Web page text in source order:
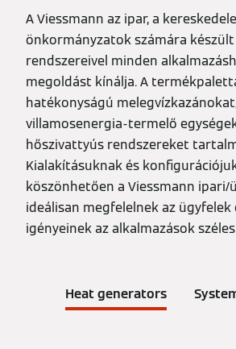
A Viessmann az ipar, a
önkormányzatok számára
rendszereivel minden
megoldást kínálja. A
hatékonyságú
villamosenergia-termelő
hőszivattyús rendszereket
Kialakításuknak és
köszönhetően a Viessmann ipari/
ideálisan megfelelnek az ügyfelek
igényeinek az alkalmazások
Heat generators